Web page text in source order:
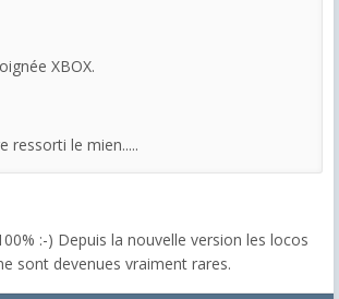
XBOX.
ressorti le mien.....
:-) Depuis la nouvelle version les locos
sont devenues vraiment rares.